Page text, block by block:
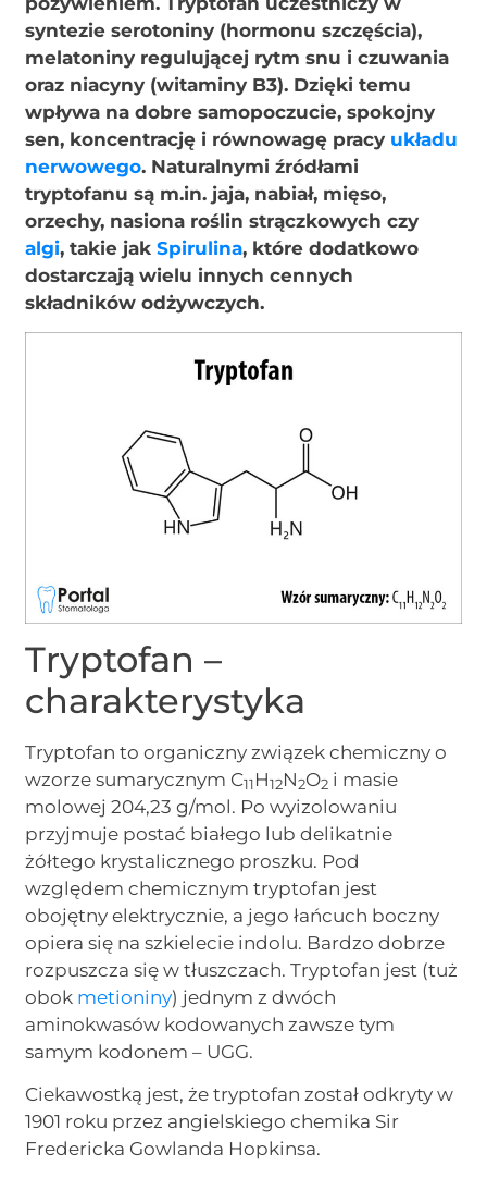
syntezie serotoniny (hormonu szczęścia),
melatoniny regulującej rytm snu i czuwania
oraz niacyny (witaminy B3). Dzięki temu
wpływa na dobre samopoczucie, spokojny
sen, koncentrację i równowagę pracy układu
nerwowego. Naturalnymi źródłami
tryptofanu są m.in. jaja, nabiał, mięso,
orzechy, nasiona roślin strączkowych czy
algi, takie jakSpirulina, które dodatkowo
dostarczają wielu innych cennych
składników odżywczych.
Tryptofan –
charakterystyka
Tryptofan to organiczny związek chemiczny o
wzorze sumarycznym C11 H12N2O2 i masie
molowej 204,23 g/mol. Po wyizolowaniu
przyjmuje postać białego lub delikatnie
żółtego krystalicznego proszku. Pod
względem chemicznym tryptofan jest
obojętny elektrycznie, a jego łańcuch boczny
opiera się na szkielecie indolu. Bardzo dobrze
rozpuszcza się w tłuszczach. Tryptofan jest (tuż
obok metioniny) jednym z dwóch
aminokwasów kodowanych zawsze tym
samym kodonem – UGG.
Ciekawostką jest, że tryptofan został odkryty w
1901 roku przez angielskiego chemika Sir
Fredericka Gowlanda Hopkinsa.